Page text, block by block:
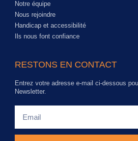
Notre équipe
Nous rejoindre
Handicap et accessibilité
Ils nous font confiance
RESTONS EN CONTACT
Entrez votre adresse e-mail ci-dessous
Newsletter.